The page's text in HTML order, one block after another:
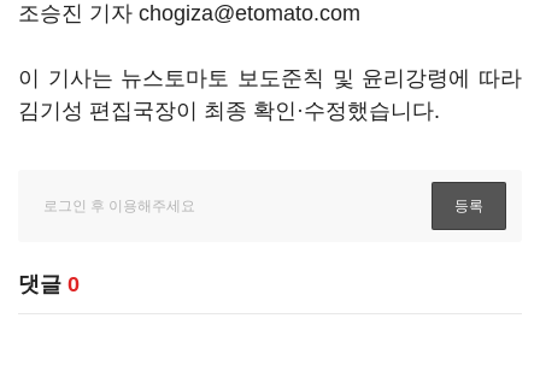
조승진 기자 chogiza@etomato.com
이 기사는 뉴스토마토 보도준칙 및 윤리강령에 따라
김기성 편집국장이 최종 확인·수정했습니다.
댓글 0